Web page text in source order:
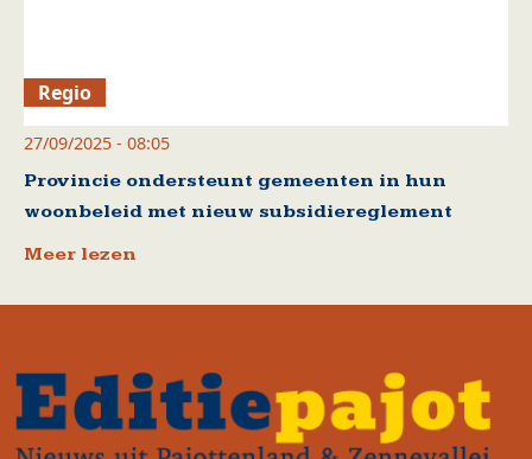
Regio
27/09/2025 - 08:05
Provincie ondersteunt gemeenten in hun
woonbeleid met nieuw subsidiereglement
Meer lezen